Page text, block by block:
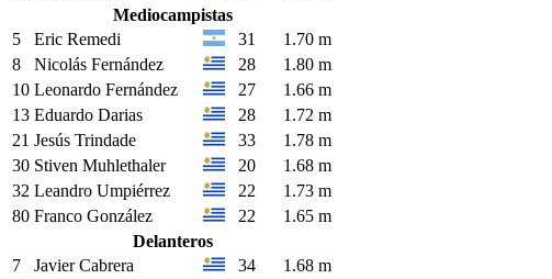
Mediocampistas
5
Eric Remedi 31
1.70 m
8
Nicolás Fernández 28
1.80 m
10 Leonardo Fernández 27
1.66 m
13 Eduardo Darias 28
1.72 m
21 Jesús Trindade 33
1.78 m
30 Stiven Muhlethaler 20
1.68 m
32 Leandro Umpiérrez 22
1.73 m
80 Franco González 22
1.65 m
Delanteros
7
Javier Cabrera 34
1.68 m